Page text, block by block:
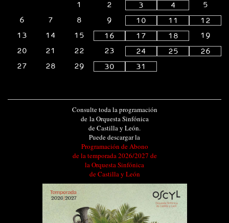
1
2 3 4
5
6
7 8 9 10 11
12
13
14 15 16 17 18
19
20
21 22 23 24 25
26
27
28 29 30 31
Consulte toda la programación
de la Orquesta Sinfónica
de Castilla y León.
Puede descargar la
Programación de Abono
de la temporada 2026/2027 de
la Orquesta Sinfónica
de Castilla y León